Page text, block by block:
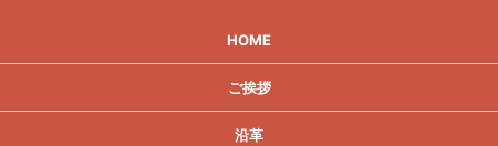
HOME
ご挨拶
沿革